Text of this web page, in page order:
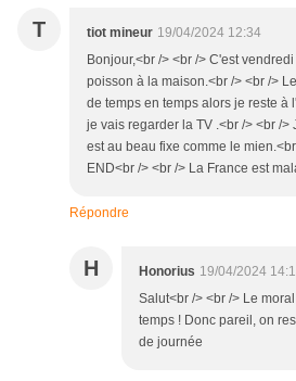
T tiot mineur 19/04/2024 12:34
Bonjour,<br /> <br /> C'est
poisson à la maison.<br /> <br />
de temps en temps alors je reste à
je vais regarder la TV .<br /> <br />
est au beau fixe comme le
END<br /> <br /> La France est
Répondre
H Honorius 19/04/2024
Salut<br /> <br /> Le
temps ! Donc pareil, on
de journée